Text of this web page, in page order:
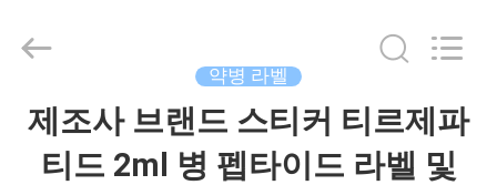
집
2017
Industry
약병 라벨
제조사 브랜드 스티커 티르제파
티드 2ml 병 펩타이드 라벨 및